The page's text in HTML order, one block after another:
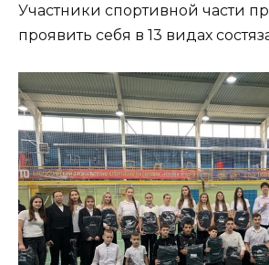
Участники спортивной части
проявить себя в 13 видах